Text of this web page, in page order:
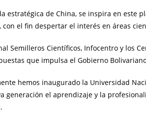
estratégica de China, se inspira en este
con el fin despertar el interés en áreas
Semilleros Científicos, Infocentro y los
que impulsa el Gobierno
hemos inaugurado la Universidad
generación el aprendizaje y la